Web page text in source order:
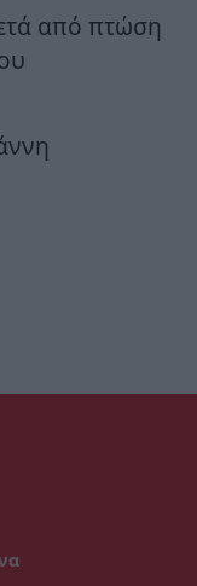
από πτώση